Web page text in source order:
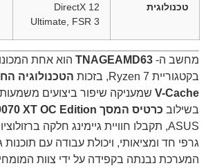
טכנולוגית
DirectX 12
Ultimate, FSR 3
מחשב ה- TNAGEAMD63 הוא אחת
בקטגוריית Ryzen 7, בזכות
V-Cache שמעניקה שיפור ביצועים
בשילוב כרטיס המסך Radeon RX 9070 XT OC Edition
גרפי חד ומציאותי, ויכולת עבודה עם תוכנות
המערכת נבנתה בקפידה על ידי צוות